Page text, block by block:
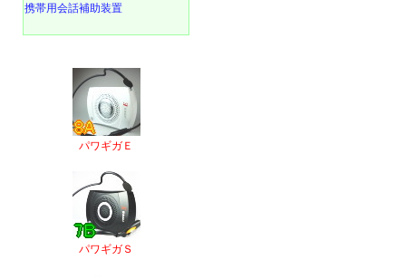
携帯用会話補助装置
パワギガＥ
パワギガＳ